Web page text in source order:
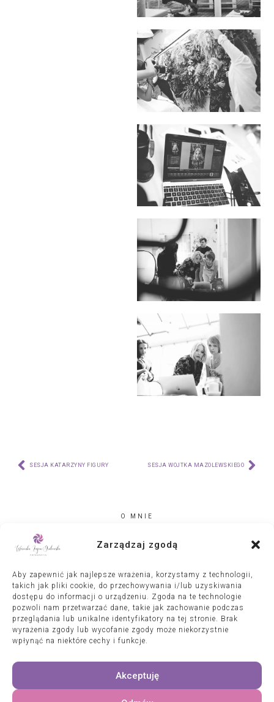
Zarządzaj zgodą
Aby zapewnić jak najlepsze wrażenia, korzystamy z technologii,
takich jak pliki cookie, do przechowywania i/lub uzyskiwania
dostępu do informacji o urządzeniu. Zgoda na te technologie
pozwoli nam przetwarzać dane, takie jak zachowanie podczas
przeglądania lub unikalne identyfikatory na tej stronie. Brak
wyrażenia zgody lub wycofanie zgody może niekorzystnie
wpłynąć na niektóre cechy i funkcje.
Akceptuję
SESJA KATARZYNY FIGURY SESJA WOJTKA MAZOLEWSKIEGO
O MNIE
KULISY SESJI
KONTAKT
Weronika Łucjan-Grabowska